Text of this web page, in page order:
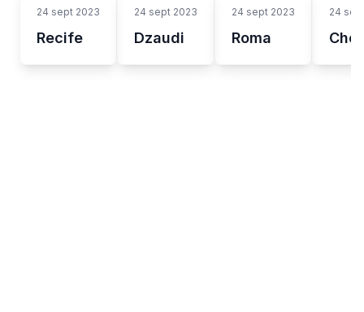
24 sept 2023
Recife
24 sept 2023
Dzaudi
24 sept 2023
Roma
24